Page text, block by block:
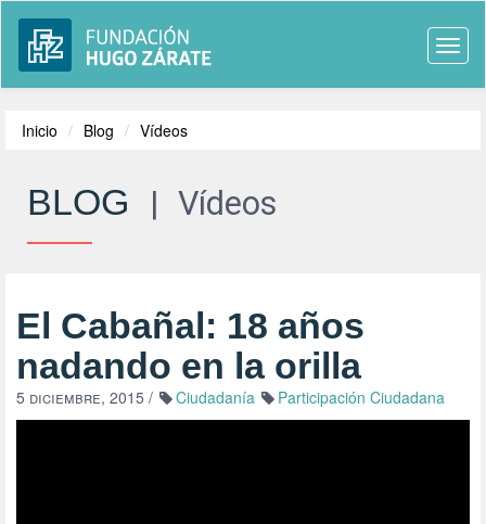
Inicio Blog Vídeos
BLOG | Vídeos
El Cabañal: 18 años
nadando en la orilla
5 diciembre, 2015 / Ciudadanía Participación Ciudadana